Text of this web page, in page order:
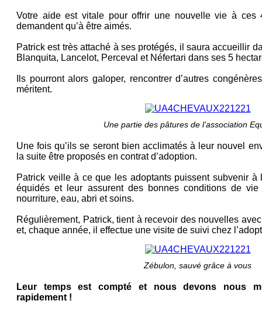
Votre aide est vitale pour offrir une nouvelle vie à ces
demandent qu’à être aimés.
Patrick est très attaché à ses protégés, il saura accueillir
Blanquita, Lancelot, Perceval et Néfertari dans ses 5
Ils pourront alors galoper, rencontrer d’autres
méritent.
Une partie des pâtures de l’association
Une fois qu’ils se seront bien acclimatés à leur nouvel
la suite être proposés en contrat d’adoption.
Patrick veille à ce que les adoptants puissent subvenir à
équidés et leur assurent des bonnes conditions de vie
nourriture, eau, abri et soins.
Régulièrement, Patrick, tient à recevoir des nouvelles
et, chaque année, il effectue une visite de suivi chez
Zébulon, sauvé grâce à vous
Leur temps est compté et nous devons nous
rapidement !